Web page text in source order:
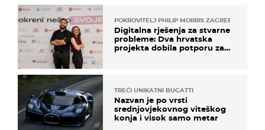
POKROVITELJ PHILIP MORRIS ZAGREB
Digitalna rješenja za stvarne
probleme: Dva hrvatska
projekta dobila potporu za
TREĆI UNIKATNI BUGATTI
Nazvan je po vrsti
srednjovjekovnog viteškog
konja i visok samo metar